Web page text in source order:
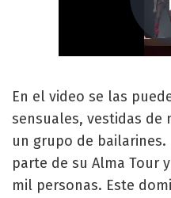
En el video se las
sensuales, vestidas de
un grupo de
parte de su Alma Tour
mil personas. Este